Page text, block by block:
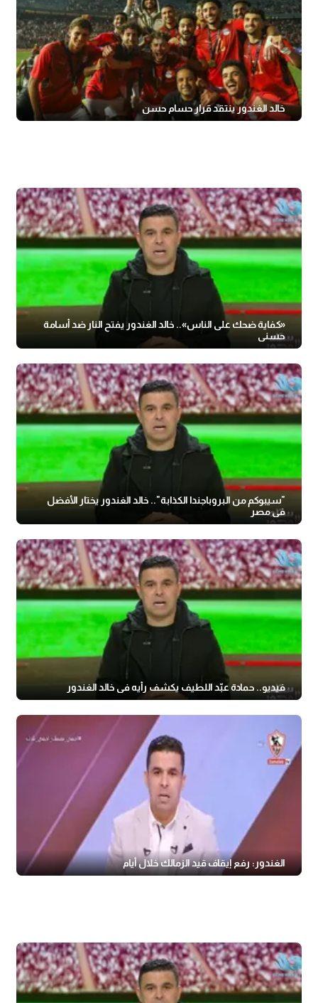
خالد الغندور ينتقد قرار حسام حسن
«كفاية ضحك على الناس».. خالد الغندور يفتح النار ضد أسامة
حسني
"سيبوكم من البروباجندا الكذابة".. خالد الغندور يختار الأفضل
في مصر
فيديو.. حمادة عبّد اللطيف يكشف رأيه في خالد الغندور
الغندور: رفع إيقاف قيد الزمالك خلال أيام